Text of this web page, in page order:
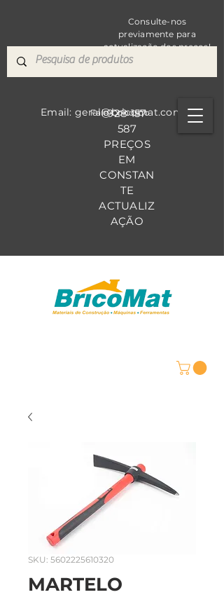
Consulte-nos
previamente para
actualização dos preços!
928 157
587
PREÇOS
EM
CONSTAN
TE
ACTUALIZ
AÇÃO
Fale Conosco
Email: geral@bricomat.com
SKU: 5602225610320
MARTELO